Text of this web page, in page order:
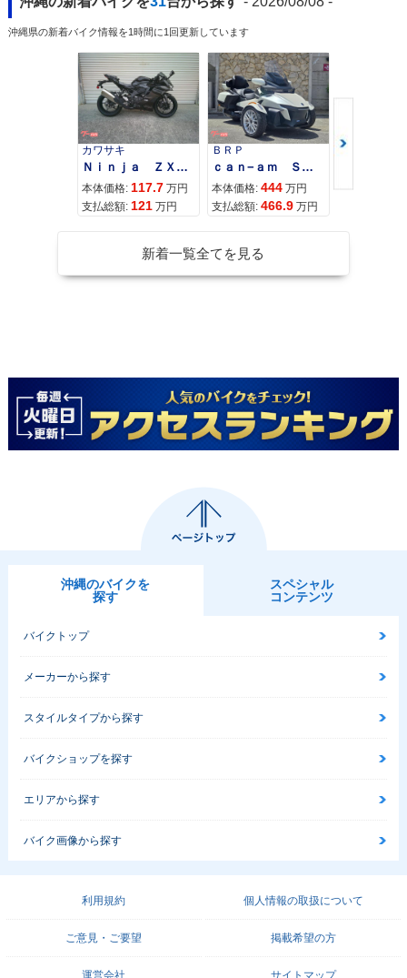
沖縄県の新着バイク情報を1時間に1回更新しています
カワサキ
Ｎｉｎｊａ ＺＸ−４Ｒ ＳＥ
本体価格: 117.7 万円
支払総額: 121 万円
ＢＲＰ
ｃａｎ−ａｍ ＳＰＹＤＥＲ ＲＴ ＬＩＭＩＴＥＤ
本体価格: 444 万円
支払総額: 466.9 万円
スズキ
本体価格:
新着一覧全てを見る
沖縄のバイクを
探す
スペシャル
コンテンツ
バイクトップ
メーカーから探す
スタイルタイプから探す
バイクショップを探す
エリアから探す
バイク画像から探す
利用規約 個人情報の取扱について
ご意見・ご要望 掲載希望の方